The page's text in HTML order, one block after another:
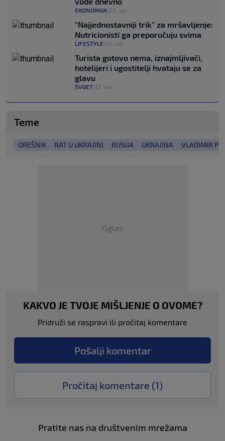
EKONOMIJA 22. svi.
"Najjednostavniji trik” za mršavljenje:
Nutricionisti ga preporučuju svima
LIFESTYLE 23. svi.
Turista gotovo nema, iznajmljivači,
hotelijeri i ugostitelji hvataju se za
glavu
SVIJET 22. svi.
Teme
OREŠNIK RAT U UKRAJINI RUSIJA UKRAJINA VLADIMIR
Oglas
KAKVO JE TVOJE MIŠLJENJE O OVOME?
Pridruži se raspravi ili pročitaj komentare
Pošalji komentar
Pročitaj komentare (1)
Pratite nas na društvenim mrežama